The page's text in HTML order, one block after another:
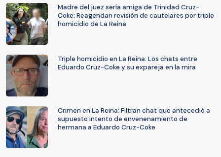
Madre del juez sería amiga de Trinidad Cruz-
Coke: Reagendan revisión de cautelares por triple
homicidio de La Reina
Triple homicidio en La Reina: Los chats entre
Eduardo Cruz-Coke y su expareja en la mira
Crimen en La Reina: Filtran chat que antecedió a
supuesto intento de envenenamiento de
hermana a Eduardo Cruz-Coke